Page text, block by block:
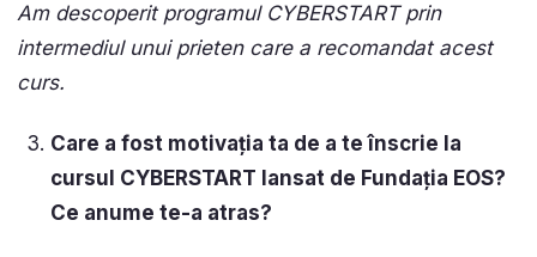
Am descoperit programul CYBERSTART prin
intermediul unui prieten care a recomandat acest
curs.
Care a fost motivația ta de a te înscrie la
cursul CYBERSTART lansat de Fundația EOS?
Ce anume te-a atras?